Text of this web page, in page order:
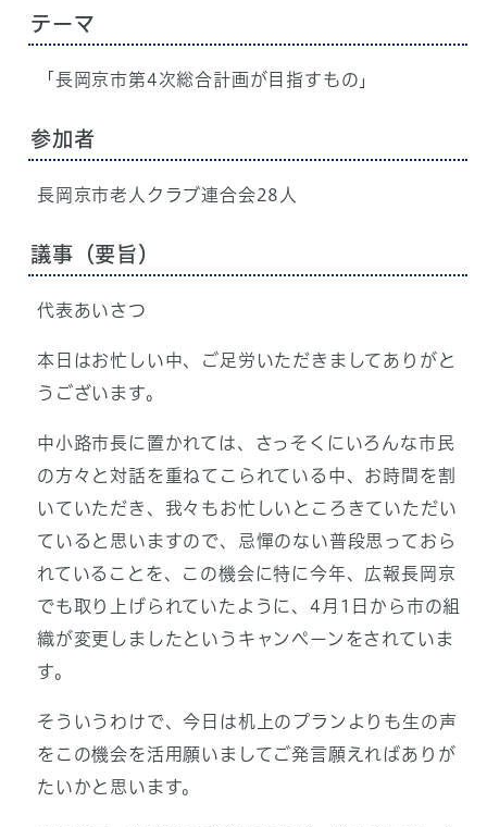
テーマ
「長岡京市第4次総合計画が目指すもの」
参加者
長岡京市老人クラブ連合会28人
議事（要旨）
代表あいさつ
本日はお忙しい中、ご足労いただきましてありがと
うございます。
中小路市長に置かれては、さっそくにいろんな市民
の方々と対話を重ねてこられている中、お時間を割
いていただき、我々もお忙しいところきていただい
ていると思いますので、忌憚のない普段思っておら
れていることを、この機会に特に今年、広報長岡京
でも取り上げられていたように、4月1日から市の組
織が変更しましたというキャンペーンをされていま
す。
そういうわけで、今日は机上のプランよりも生の声
をこの機会を活用願いましてご発言願えればありが
たいかと思います。